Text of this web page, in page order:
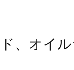
、オイ